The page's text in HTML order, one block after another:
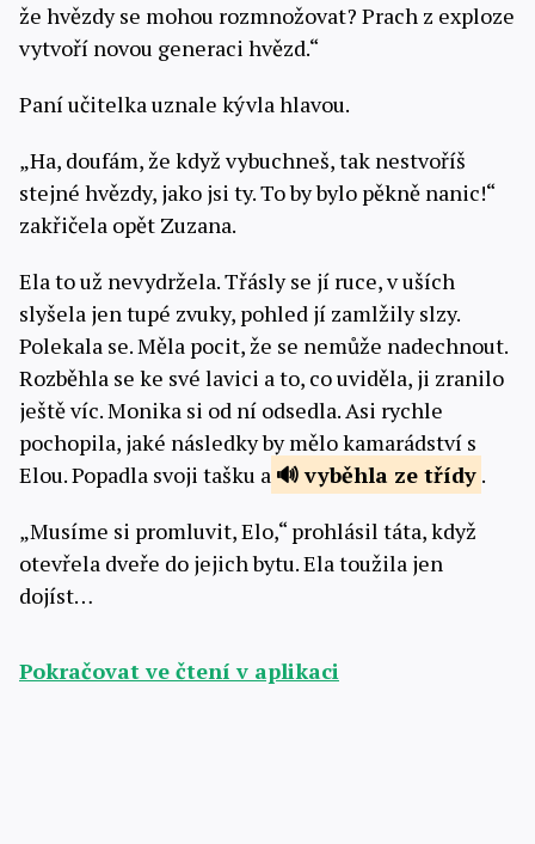
že hvězdy se mohou rozmnožovat? Prach z exploze
vytvoří novou generaci hvězd.“
Paní učitelka uznale kývla hlavou.
„Ha, doufám, že když vybuchneš, tak nestvoříš
stejné hvězdy, jako jsi ty. To by bylo pěkně nanic!“
zakřičela opět Zuzana.
Ela to už nevydržela. Třásly se jí ruce, v uších
slyšela jen tupé zvuky, pohled jí zamlžily slzy.
Polekala se. Měla pocit, že se nemůže nadechnout.
Rozběhla se ke své lavici a to, co uviděla, ji zranilo
ještě víc. Monika si od ní odsedla. Asi rychle
pochopila, jaké následky by mělo kamarádství s
Elou. Popadla svoji tašku a
vyběhla ze třídy .
„Musíme si promluvit, Elo,“ prohlásil táta, když
otevřela dveře do jejich bytu. Ela toužila jen
dojíst…
Pokračovat ve čtení v aplikaci